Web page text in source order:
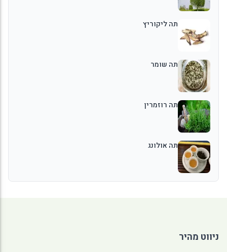
תה ליקוריץ
תה שומר
תה רוזמרין
תה אולונג
ניווט מהיר